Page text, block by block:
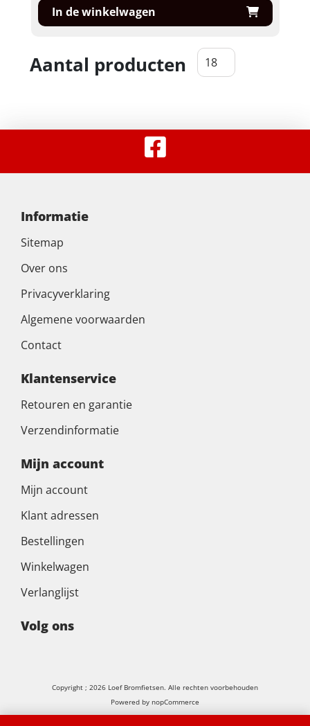
In de winkelwagen
Aantal producten
Informatie
Sitemap
Over ons
Privacyverklaring
Algemene voorwaarden
Contact
Klantenservice
Retouren en garantie
Verzendinformatie
Mijn account
Mijn account
Klant adressen
Bestellingen
Winkelwagen
Verlanglijst
Volg ons
Copyright ; 2026 Loef Bromfietsen. Alle rechten voorbehouden
Powered by nopCommerce